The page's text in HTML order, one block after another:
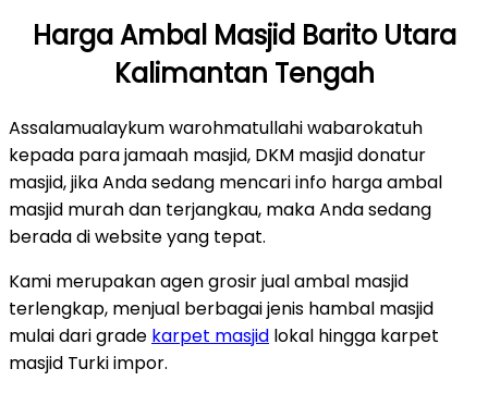
Harga Ambal Masjid Barito Utara
Kalimantan Tengah
Assalamualaykum warohmatullahi wabarokatuh
kepada para jamaah masjid, DKM masjid donatur
masjid, jika Anda sedang mencari info harga ambal
masjid murah dan terjangkau, maka Anda sedang
berada di website yang tepat.
Kami merupakan agen grosir jual ambal masjid
terlengkap, menjual berbagai jenis hambal masjid
mulai dari grade karpet masjid lokal hingga karpet
masjid Turki impor.